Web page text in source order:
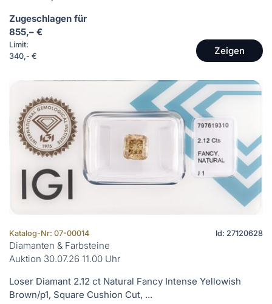
Zugeschlagen für
855,– €
Limit:
340,- €
Zeigen
Katalog-Nr: 07-00014 Id: 27120628
Diamanten & Farbsteine
Auktion 30.07.26 11.00 Uhr
Loser Diamant 2.12 ct Natural Fancy Intense Yellowish
Brown/p1, Square Cushion Cut, ...